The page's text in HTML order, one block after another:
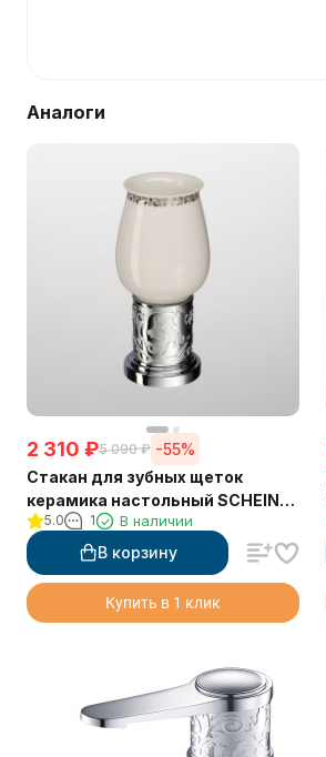
Аналоги
2 310 ₽5 090 ₽ -55%
Стакан для зубных щеток
керамика настольный SCHEIN
(7065013)
5.0 1 В наличии
В корзину
Купить в 1 клик